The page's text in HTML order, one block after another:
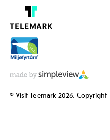
© Visit Telemark 2026. Copyright